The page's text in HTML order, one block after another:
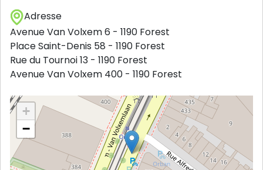
Adresse
Avenue Van Volxem 6 - 1190 Forest
Place Saint-Denis 58 - 1190 Forest
Rue du Tournoi 13 - 1190 Forest
Avenue Van Volxem 400 - 1190 Forest
+
−